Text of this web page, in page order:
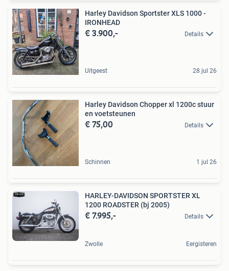
Harley Davidson Sportster XLS 1000 -
IRONHEAD
€ 3.900,- Details
Uitgeest 28 jul 26
Harley Davidson Chopper xl 1200c stuur
en voetsteunen
€ 75,00 Details
Schinnen 1 jul 26
HARLEY-DAVIDSON SPORTSTER XL
1200 ROADSTER (bj 2005)
€ 7.995,- Details
Zwolle Eergisteren